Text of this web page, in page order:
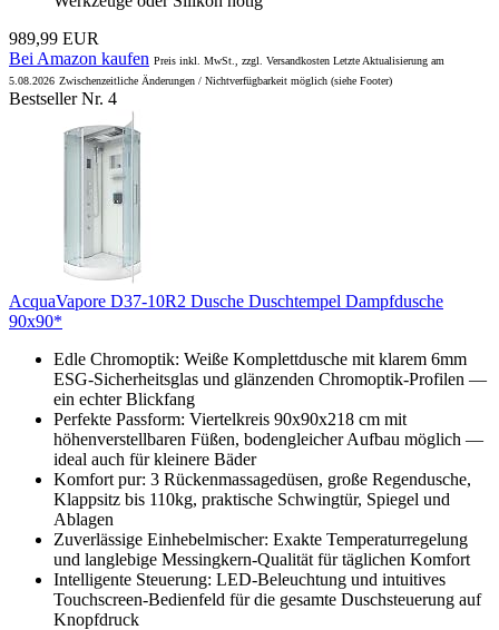
989,99 EUR
Bei Amazon kaufen Preis inkl. MwSt., zzgl. Versandkosten Letzte Aktualisierung am
5.08.2026 Zwischenzeitliche Änderungen / Nichtverfügbarkeit möglich (siehe Footer)
Bestseller Nr. 4
AcquaVapore D37-10R2 Dusche Duschtempel Dampfdusche
90x90*
Edle Chromoptik: Weiße Komplettdusche mit klarem 6mm
ESG-Sicherheitsglas und glänzenden Chromoptik-Profilen —
ein echter Blickfang
Perfekte Passform: Viertelkreis 90x90x218 cm mit
höhenverstellbaren Füßen, bodengleicher Aufbau möglich —
ideal auch für kleinere Bäder
Komfort pur: 3 Rückenmassagedüsen, große Regendusche,
Klappsitz bis 110kg, praktische Schwingtür, Spiegel und
Ablagen
Zuverlässige Einhebelmischer: Exakte Temperaturregelung
und langlebige Messingkern-Qualität für täglichen Komfort
Intelligente Steuerung: LED-Beleuchtung und intuitives
Touchscreen-Bedienfeld für die gesamte Duschsteuerung auf
Knopfdruck